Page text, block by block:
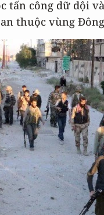
tấn công dữ dội
thuộc vùng